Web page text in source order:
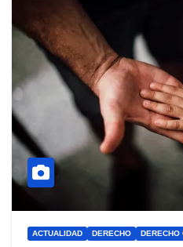
ACTUALIDAD DERECHO DERECHO